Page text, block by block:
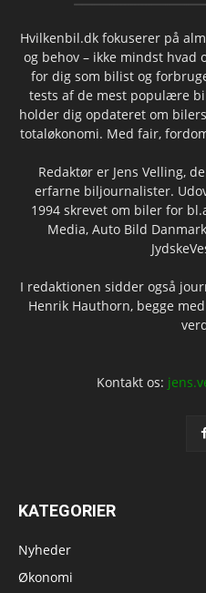
Hvilkenbil.dk fokuserer på
og behov – ikke mindst
for dig som bilist og
tests af de mest populære
holder dig opdateret om
totaløkonomi. Med fair,
Redaktør er Jens Velling,
erfarne biljournalister.
1994 skrevet om biler for
Media, Auto Bild
I redaktionen sidder også
Henrik Hauthorn, begge
Kontakt os:
KATEGORIER
Nyheder
Økonomi